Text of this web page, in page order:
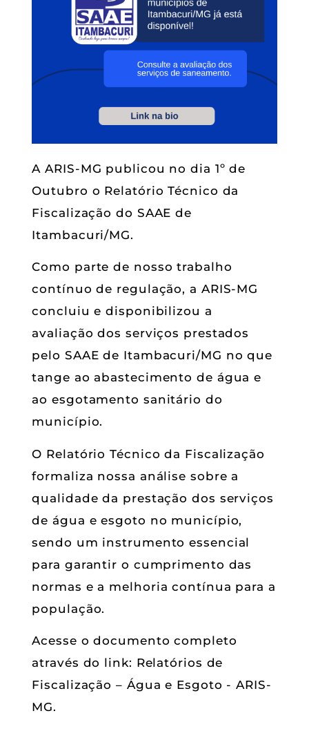
A ARIS-MG publicou no dia 1º de
Outubro o Relatório Técnico da
Fiscalização do SAAE de
Itambacuri/MG.
Como parte de nosso trabalho
contínuo de regulação, a ARIS-MG
concluiu e disponibilizou a
avaliação dos serviços prestados
pelo SAAE de Itambacuri/MG no que
tange ao abastecimento de água e
ao esgotamento sanitário do
município.
O Relatório Técnico da Fiscalização
formaliza nossa análise sobre a
qualidade da prestação dos serviços
de água e esgoto no município,
sendo um instrumento essencial
para garantir o cumprimento das
normas e a melhoria contínua para a
população.
Acesse o documento completo
através do link: Relatórios de
Fiscalização – Água e Esgoto - ARIS-
MG.